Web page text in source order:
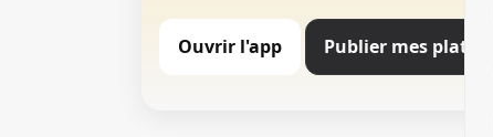
Ouvrir l'app Publier mes plats